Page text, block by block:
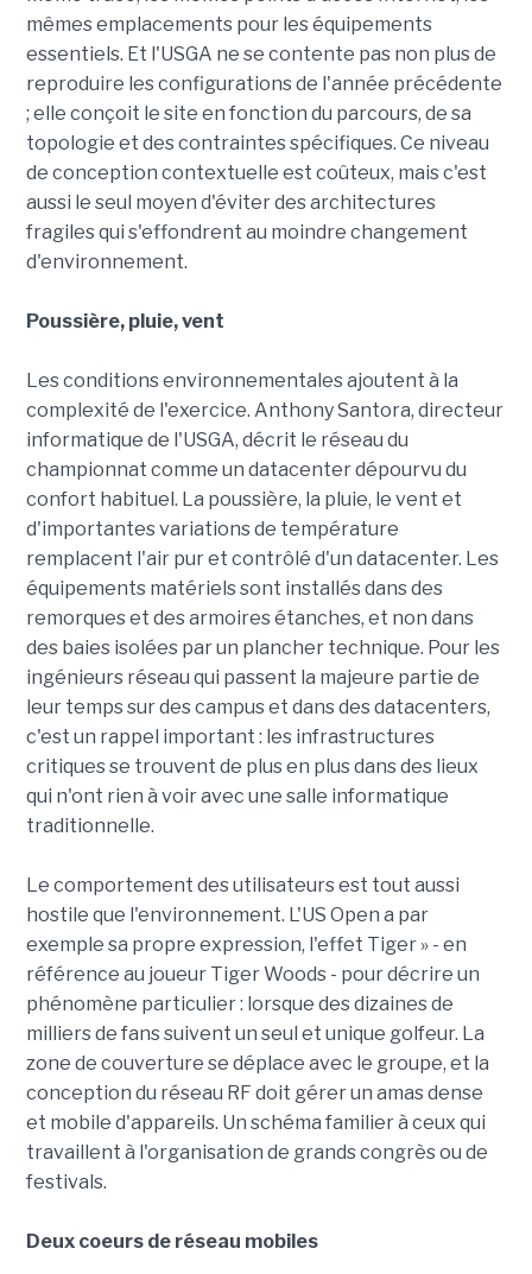
mêmes emplacements pour les équipements
essentiels. Et l'USGA ne se contente pas non plus de
reproduire les configurations de l'année précédente
; elle conçoit le site en fonction du parcours, de sa
topologie et des contraintes spécifiques. Ce niveau
de conception contextuelle est coûteux, mais c'est
aussi le seul moyen d'éviter des architectures
fragiles qui s'effondrent au moindre changement
d'environnement.
Poussière, pluie, vent
Les conditions environnementales ajoutent à la
complexité de l'exercice. Anthony Santora, directeur
informatique de l'USGA, décrit le réseau du
championnat comme un datacenter dépourvu du
confort habituel. La poussière, la pluie, le vent et
d'importantes variations de température
remplacent l'air pur et contrôlé d'un datacenter. Les
équipements matériels sont installés dans des
remorques et des armoires étanches, et non dans
des baies isolées par un plancher technique. Pour les
ingénieurs réseau qui passent la majeure partie de
leur temps sur des campus et dans des datacenters,
c'est un rappel important : les infrastructures
critiques se trouvent de plus en plus dans des lieux
qui n'ont rien à voir avec une salle informatique
traditionnelle.
Le comportement des utilisateurs est tout aussi
hostile que l'environnement. L'US Open a par
exemple sa propre expression, l'effet Tiger » - en
référence au joueur Tiger Woods - pour décrire un
phénomène particulier : lorsque des dizaines de
milliers de fans suivent un seul et unique golfeur. La
zone de couverture se déplace avec le groupe, et la
conception du réseau RF doit gérer un amas dense
et mobile d'appareils. Un schéma familier à ceux qui
travaillent à l'organisation de grands congrès ou de
festivals.
Deux coeurs de réseau mobiles